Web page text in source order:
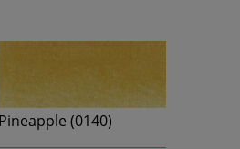
Pineapple (0140)